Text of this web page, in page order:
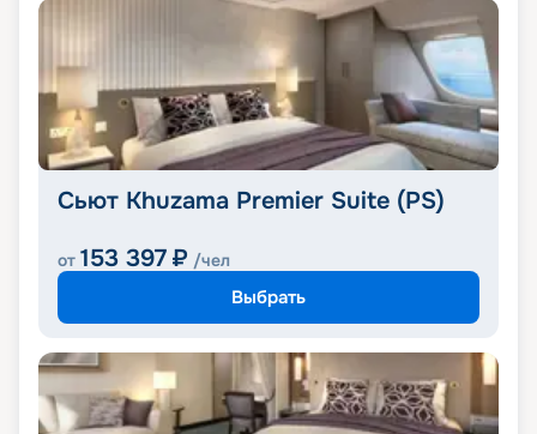
Сьют Khuzama Premier Suite (PS)
от 153 397 ₽ /чел
Выбрать